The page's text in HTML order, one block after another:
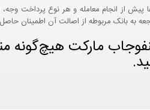
پیش از انجام معامله و هر نوع پرداخت
به بانک مربوطه از اصالت آن اطمینان
مارکت هیچ‌گونه